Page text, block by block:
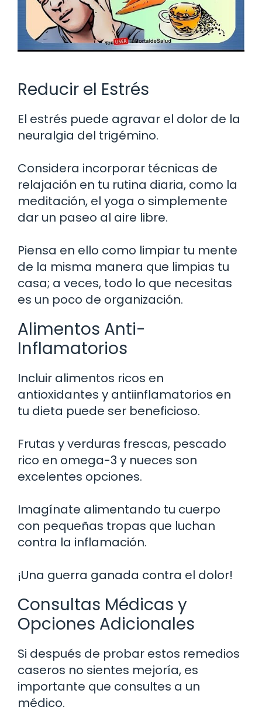
Reducir el Estrés
El estrés puede agravar el dolor de la
neuralgia del trigémino.
Considera incorporar técnicas de
relajación en tu rutina diaria, como la
meditación, el yoga o simplemente
dar un paseo al aire libre.
Piensa en ello como limpiar tu mente
de la misma manera que limpias tu
casa; a veces, todo lo que necesitas
es un poco de organización.
Alimentos Anti-
Inflamatorios
Incluir alimentos ricos en
antioxidantes y antiinflamatorios en
tu dieta puede ser beneficioso.
Frutas y verduras frescas, pescado
rico en omega-3 y nueces son
excelentes opciones.
Imagínate alimentando tu cuerpo
con pequeñas tropas que luchan
contra la inflamación.
¡Una guerra ganada contra el dolor!
Consultas Médicas y
Opciones Adicionales
Si después de probar estos remedios
caseros no sientes mejoría, es
importante que consultes a un
médico.